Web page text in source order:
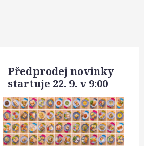
Předprodej novinky
startuje 22. 9. v 9:00